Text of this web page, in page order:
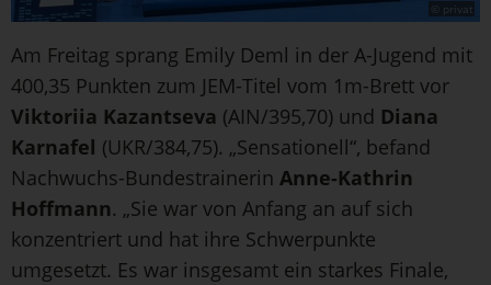
© privat
Am Freitag sprang Emily Deml in der A-Jugend mit
400,35 Punkten zum JEM-Titel vom 1m-Brett vor
Viktoriia Kazantseva (AIN/395,70) und Diana
Karnafel (UKR/384,75). „Sensationell“, befand
Nachwuchs-Bundestrainerin Anne-Kathrin
Hoffmann. „Sie war von Anfang an auf sich
konzentriert und hat ihre Schwerpunkte
umgesetzt. Es war insgesamt ein starkes Finale,